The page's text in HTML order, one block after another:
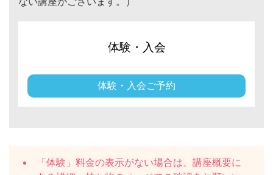
体験・入会
体験・入会ご予約
「体験」料金の表示がない場合は、講座概要に